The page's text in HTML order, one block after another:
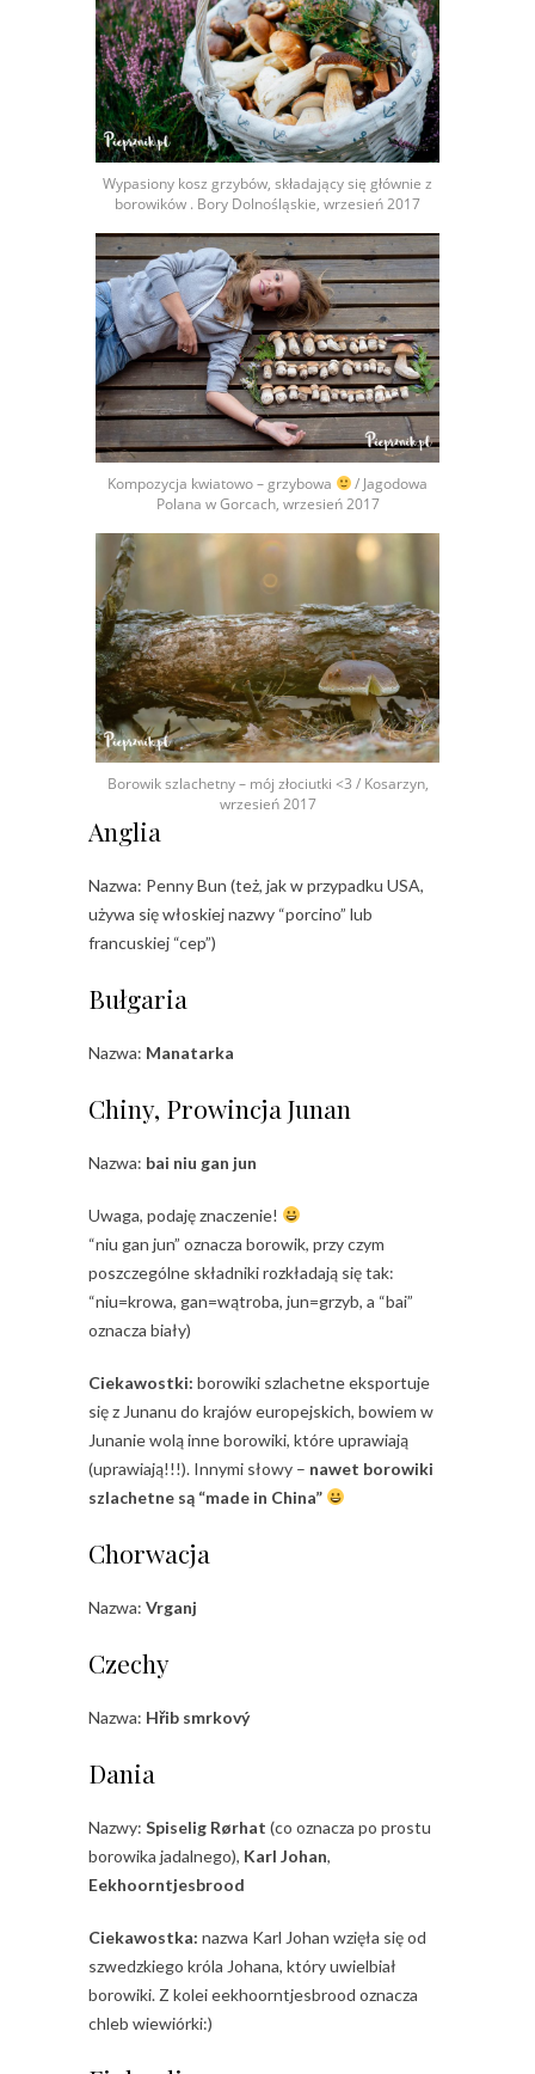
Wypasiony kosz grzybów, składający się głównie z
borowików . Bory Dolnośląskie, wrzesień 2017
Kompozycja kwiatowo – grzybowa
/ Jagodowa
Polana w Gorcach, wrzesień 2017
Borowik szlachetny – mój złociutki <3 / Kosarzyn,
wrzesień 2017
Anglia
Nazwa: Penny Bun (też, jak w przypadku USA,
używa się włoskiej nazwy “porcino” lub
francuskiej “cep”)
Bułgaria
Nazwa: Manatarka
Chiny, Prowincja Junan
Nazwa: bai niu gan jun
Uwaga, podaję znaczenie!
“niu gan jun” oznacza borowik, przy czym
poszczególne składniki rozkładają się tak:
“niu=krowa, gan=wątroba, jun=grzyb, a “bai”
oznacza biały)
Ciekawostki: borowiki szlachetne eksportuje
się z Junanu do krajów europejskich, bowiem w
Junanie wolą inne borowiki, które uprawiają
(uprawiają!!!). Innymi słowy – nawet borowiki
szlachetne są “made in China”
Chorwacja
Nazwa: Vrganj
Czechy
Nazwa: Hřib smrkový
Dania
Nazwy: Spiselig Rørhat (co oznacza po prostu
borowika jadalnego), Karl Johan,
Eekhoorntjesbrood
Ciekawostka: nazwa Karl Johan wzięła się od
szwedzkiego króla Johana, który uwielbiał
borowiki. Z kolei eekhoorntjesbrood oznacza
chleb wiewiórki:)